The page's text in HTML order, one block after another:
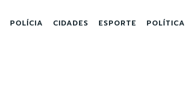
POLÍCIA CIDADES ESPORTE POLÍTICA